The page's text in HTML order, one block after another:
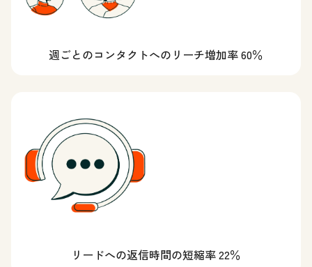
週ごとのコンタクトへのリーチ増加率 60％
リードへの返信時間の短縮率 22％